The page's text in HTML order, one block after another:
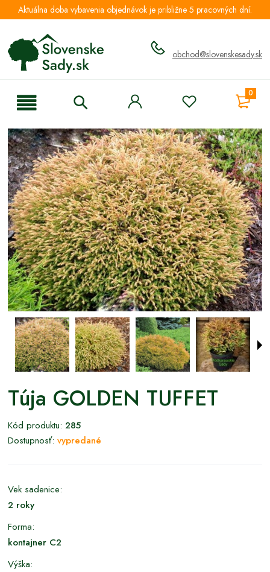
Aktuálna doba vybavenia objednávok je približne 5 pracovných dní.
obchod@slovenskesady.sk
0
Túja GOLDEN TUFFET
Kód produktu: 285
Dostupnosť: vypredané
Vek sadenice:
2 roky
Forma:
kontajner C2
Výška: